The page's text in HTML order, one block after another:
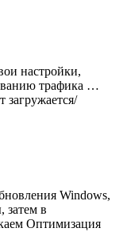
настройки,
трафика …
загружается/
Windows,
затем в
Оптимизация